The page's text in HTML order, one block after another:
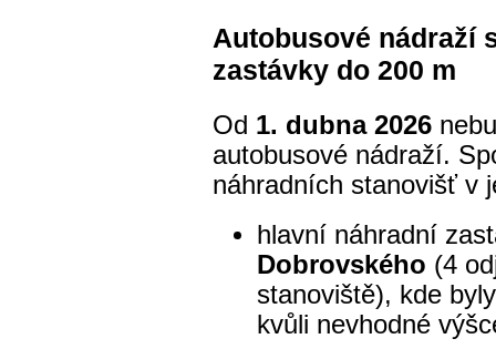
Autobusové nádraží
zastávky do 200 m
Od 1. dubna 2026
autobusové nádraží.
náhradních stanovišť v
hlavní náhradní
Dobrovského (4
stanoviště), kde
kvůli nevhodné